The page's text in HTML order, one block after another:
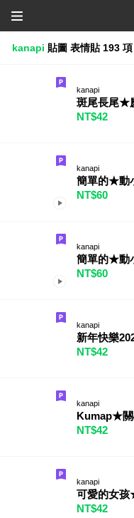
kanapi 貼圖 表情貼 193 項
kanapi
斑尾長尾★
NT$42
kanapi
簡單的★動
NT$60
kanapi
簡單的★動
NT$60
kanapi
新年快樂
NT$42
kanapi
Kumap★
NT$42
kanapi
可愛的女
NT$42